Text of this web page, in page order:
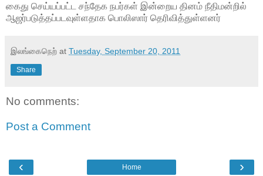
கைது செய்யப்பட்ட சந்தேக நபர்கள் இன்றைய தினம் நீதிமன்றில்
ஆஜர்படுத்தப்படவுள்ளதாக பொலிஸார் தெரிவித்துள்ளனர்
இலங்கைநெற் at Tuesday, September 20, 2011
Share
No comments:
Post a Comment
‹ ›
Home